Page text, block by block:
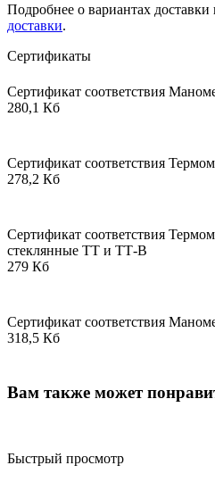
Подробнее о вариантах доставки
доставки.
Сертификаты
Сертификат соответствия
280,1 Кб
Сертификат соответствия
278,2 Кб
Сертификат соответствия
стеклянные ТТ и ТТ-В
279 Кб
Сертификат соответствия
318,5 Кб
Вам также может
Быстрый просмотр